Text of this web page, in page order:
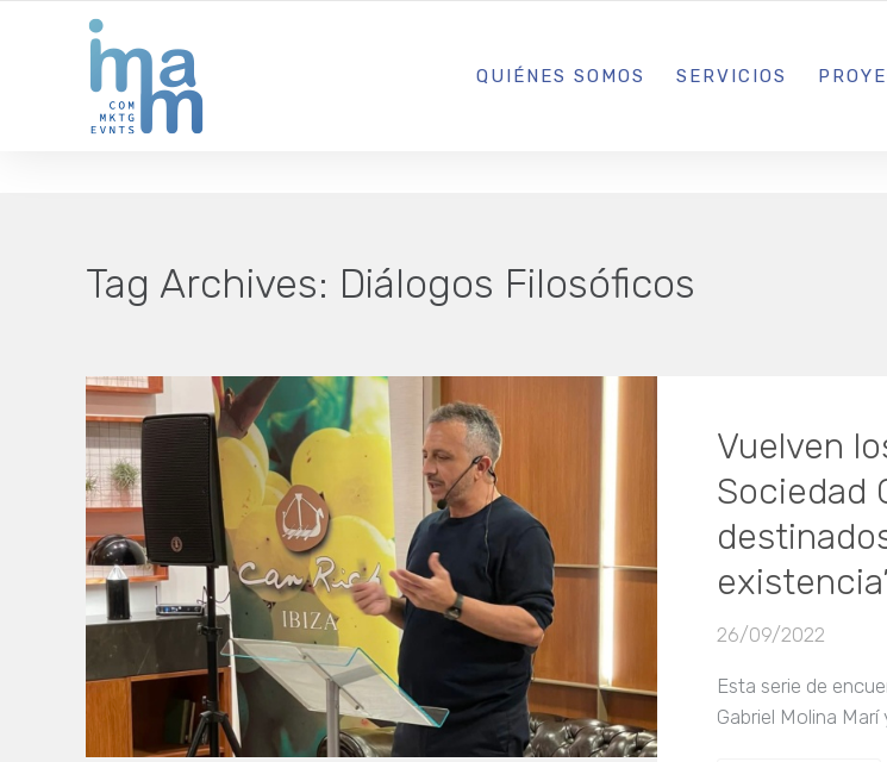
AGENCIA CREATIVA DE COMUNICACIÓN Y ESTRATEGIA DIGITAL IBIZA · MADRID · BARCELONA
QUIÉNES SOMOS SERVICIOS
Tag Archives: Diálogos Filosóficos
Vuelven
Sociedad
existencia’
26/09/2022
Esta serie de
Gabriel Molina